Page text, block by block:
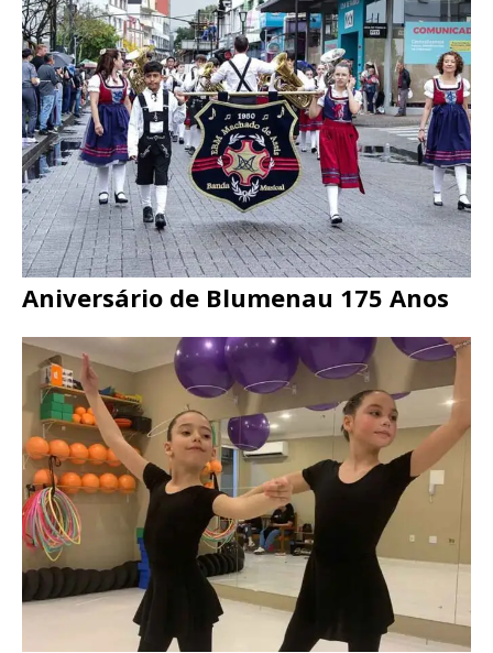
Aniversário de Blumenau 175 Anos